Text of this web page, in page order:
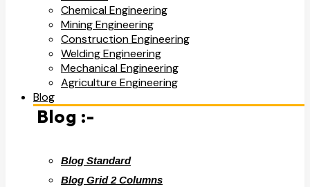
Chemical Engineering
Mining Engineering
Construction Engineering
Welding Engineering
Mechanical Engineering
Agriculture Engineering
Blog
Blog :-
Blog Standard
Blog Grid 2 Columns